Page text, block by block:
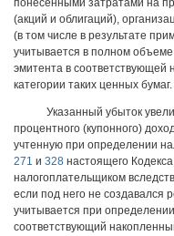
понесенными затратами на
(акций и облигаций),
(в том числе в результате
учитывается в полном
эмитента в соответствующей
категории таких ценных бумаг.
Указанный убыток
процентного (купонного)
учтенную при определении
271 и 328 настоящего
налогоплательщиком
если под него не создавался
учитывается при
соответствующий